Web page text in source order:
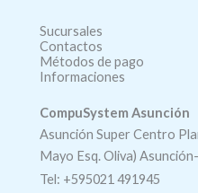
Sucursales
Contactos
Métodos de pago
Informaciones
CompuSystem Asunción
Asunción Super Centro
Mayo Esq. Oliva)
Tel: +595021 491945